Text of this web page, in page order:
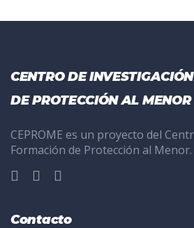
CENTRO DE
DE PROTECCIÓN AL MENOR
CEPROME es un proyecto del
Formación de Protección al Menor.
Contacto